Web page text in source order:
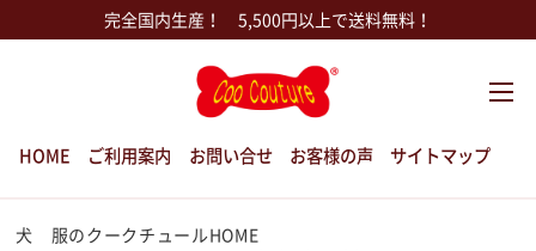
完全国内生産！ 5,500円以上で送料無料！
HOME ご利用案内 お問い合せ お客様の声 サイトマップ
犬 服のクークチュールHOME